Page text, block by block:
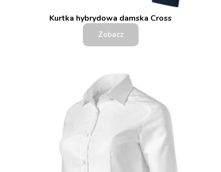
Kurtka hybrydowa damska Cross
Zobacz